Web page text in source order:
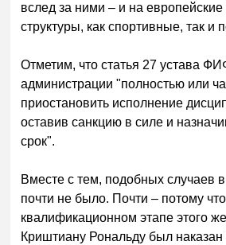
вслед за ними – и на
структуры, как спортивные, так и
Отметим, что статья 27 устава
администрации "полностью или
приостановить исполнение
оставив санкцию в силе и
срок".
Вместе с тем, подобных случаев
почти не было. Почти – потому
квалификационном этапе этого
Криштиану Рональду был